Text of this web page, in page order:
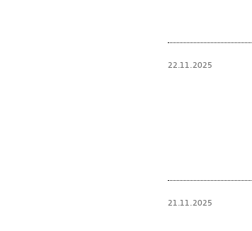
22.11.2025
21.11.2025